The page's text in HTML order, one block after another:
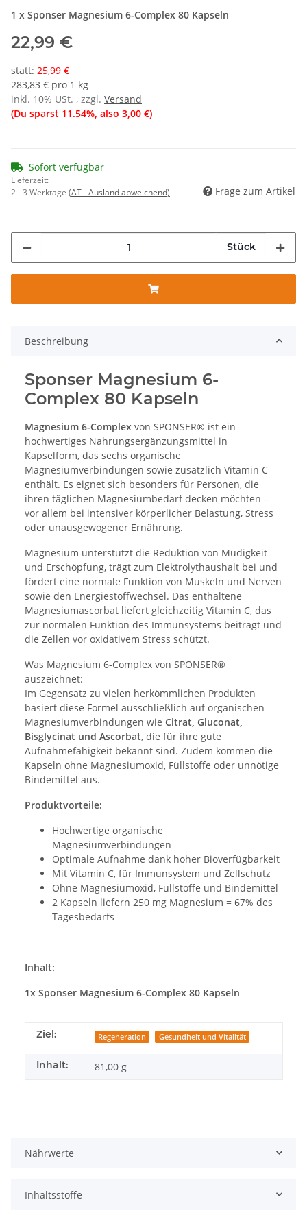
1 x Sponser Magnesium 6-Complex 80 Kapseln
22,99 €
statt: 25,99 €
283,83 € pro 1 kg
inkl. 10% USt. , zzgl. Versand
(Du sparst 11.54%, also 3,00 €)
Sofort verfügbar
Lieferzeit:
2 - 3 Werktage (AT - Ausland abweichend) Frage zum Artikel
Stück
Beschreibung
Sponser Magnesium 6-
Complex 80 Kapseln
Magnesium 6-Complex von SPONSER® ist ein
hochwertiges Nahrungsergänzungsmittel in
Kapselform, das sechs organische
Magnesiumverbindungen sowie zusätzlich Vitamin C
enthält. Es eignet sich besonders für Personen, die
ihren täglichen Magnesiumbedarf decken möchten –
vor allem bei intensiver körperlicher Belastung, Stress
oder unausgewogener Ernährung.
Magnesium unterstützt die Reduktion von Müdigkeit
und Erschöpfung, trägt zum Elektrolythaushalt bei und
fördert eine normale Funktion von Muskeln und Nerven
sowie den Energiestoffwechsel. Das enthaltene
Magnesiumascorbat liefert gleichzeitig Vitamin C, das
zur normalen Funktion des Immunsystems beiträgt und
die Zellen vor oxidativem Stress schützt.
Was Magnesium 6-Complex von SPONSER®
auszeichnet:
Im Gegensatz zu vielen herkömmlichen Produkten
basiert diese Formel ausschließlich auf organischen
Magnesiumverbindungen wie Citrat, Gluconat,
Bisglycinat und Ascorbat, die für ihre gute
Aufnahmefähigkeit bekannt sind. Zudem kommen die
Kapseln ohne Magnesiumoxid, Füllstoffe oder unnötige
Bindemittel aus.
Produktvorteile:
Hochwertige organische
Magnesiumverbindungen
Optimale Aufnahme dank hoher Bioverfügbarkeit
Mit Vitamin C, für Immunsystem und Zellschutz
Ohne Magnesiumoxid, Füllstoffe und Bindemittel
2 Kapseln liefern 250 mg Magnesium = 67% des
Tagesbedarfs
Inhalt:
1x Sponser Magnesium 6-Complex 80 Kapseln
Produkteigenschaft
Wert
Ziel: Regeneration Gesundheit und Vitalität
Inhalt: 81,00 g
Nährwerte
Inhaltsstoffe